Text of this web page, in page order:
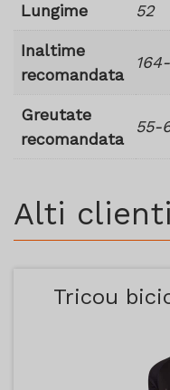
Lungime 52
Inaltime
recomandata
Greutate
recomandata
55-
Alti
Tricou